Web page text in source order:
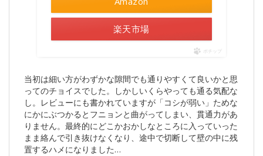
楽天市場
ポチップ
当初は細い方がわずかな隙間でも通りやすくて良いかと思
ってのチョイスでした。しかしいくらやっても通る気配な
し。レビューにも書かれていますが「コシが弱い」ためな
にかにぶつかるとフニョンと曲がってしまい、貫通力があ
りません。最終的にどこかおかしなところに入っていった
まま絡んで引き抜けなくなり、途中で切断して壁の中に残
置するハメになりました…